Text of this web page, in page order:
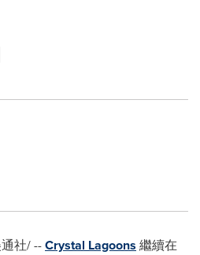
社/ --Crystal Lagoons 繼續在